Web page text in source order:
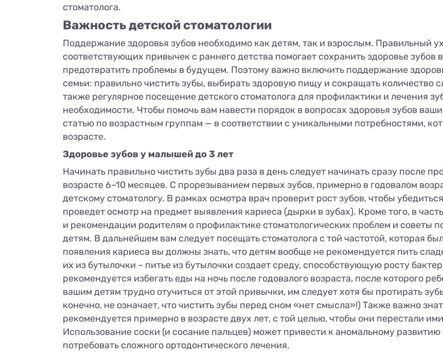
стоматолога.
Важность детской стоматологии
Поддержание здоровья зубов необходимо как детям, так и взрослым. Правильный
соответствующих привычек с раннего детства помогает сохранить здоровье зубов
предотвратить проблемы в будущем. Поэтому важно включить поддержание
семьи: правильно чистить зубы, выбирать здоровую пищу и сокращать количество
также регулярное посещение детского стоматолога для профилактики и лечения
необходимости. Чтобы помочь вам навести порядок в вопросах здоровья зубов
статью по возрастным группам — в соответствии с уникальными потребностями,
возрасте.
Здоровье зубов у малышей до 3 лет
Начинать правильно чистить зубы два раза в день следует начинать сразу после
возрасте 6–10 месяцев. С прорезыванием первых зубов, примерно в годовалом
детскому стоматологу. В рамках осмотра врач проверит рост зубов, чтобы
проведет осмотр на предмет выявления кариеса (дырки в зубах). Кроме того, в
и рекомендации родителям о профилактике стоматологических проблем и советы
детям. В дальнейшем вам следует посещать стоматолога с той частотой, которая
появления кариеса вы должны знать, что детям вообще не рекомендуется пить
их из бутылочки – питье из бутылочки создает среду, способствующую росту
рекомендуется избегать еды на ночь после годовалого возраста, после которого
вашим детям трудно отучиться от этой привычки, им следует хотя бы протирать
конечно, не означает, что чистить зубы перед сном «нет смысла»!) Также важно
рекомендуется примерно в возрасте двух лет, с той целью, чтобы они перестали
Использование соски (и сосание пальцев) может привести к аномальному
потребовать сложного ортодонтического лечения.